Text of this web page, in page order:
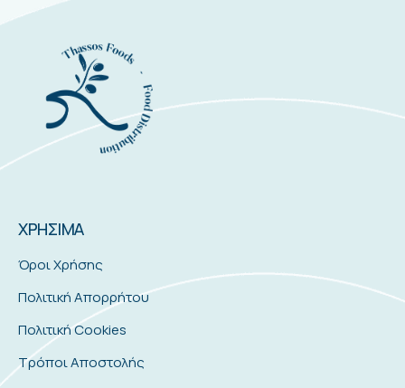
ΧΡΗΣΙΜΑ
Όροι Χρήσης
Πολιτική Απορρήτου
Πολιτική Cookies
Τρόποι Αποστολής